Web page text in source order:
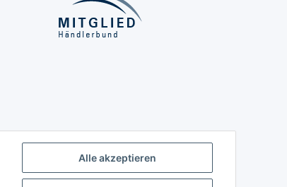
Alle akzeptieren